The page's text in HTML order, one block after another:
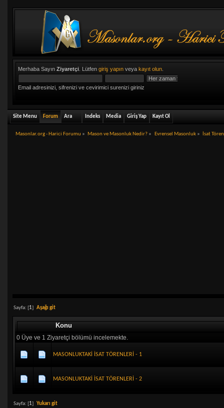
Merhaba Sayın Ziyaretçi. Lütfen giriş yapınveya kayıt olun.
Email adresinizi, sifrenizi ve cevirimici surenizi giriniz
Site Menu Forum Ara Indeks Media Giriş Yap Kayıt Ol
Masonlar.org - Harici Forumu » Mason ve Masonluk Nedir? » Evrensel Masonluk» İsat
Sayfa: [1] Aşağı git
Konu
0 Üye ve 1 Ziyaretçi bölümü incelemekte.
MASONLUKTAKİ İSAT TÖRENLERİ - 1
MASONLUKTAKİ İSAT TÖRENLERİ - 2
Sayfa: [1] Yukarı git